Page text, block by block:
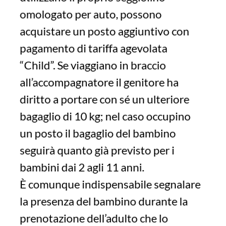
omologato per auto, possono
acquistare un posto aggiuntivo con
pagamento di tariffa agevolata
“Child”. Se viaggiano in braccio
all’accompagnatore il genitore ha
diritto a portare con sé un ulteriore
bagaglio di 10 kg; nel caso occupino
un posto il bagaglio del bambino
seguirà quanto già previsto per i
bambini dai 2 agli 11 anni.
È comunque indispensabile segnalare
la presenza del bambino durante la
prenotazione dell’adulto che lo